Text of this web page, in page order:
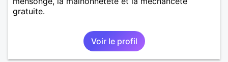
gratuite.
Voir le profil